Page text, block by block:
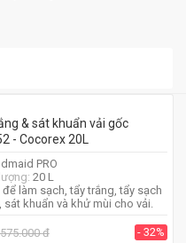
& sát khuẩn vải gốc
- Cocorex 20L
PRO
20 L
để làm sạch, tẩy trắng, tẩy sạch
khuẩn và khử mùi cho vải.
đ - 32%